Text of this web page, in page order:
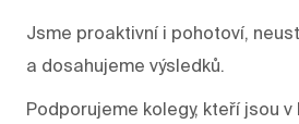
Jsme proaktivní i pohotoví,
a dosahujeme výsledků.
Podporujeme kolegy, kteří jsou